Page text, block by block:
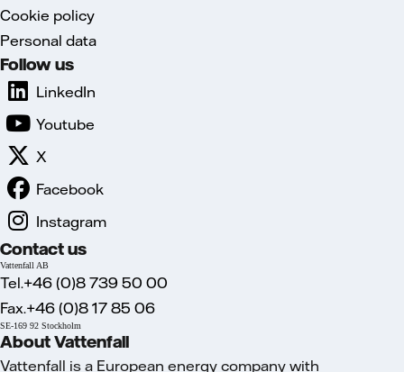
Cookie policy
Personal data
Follow us
LinkedIn
Youtube
X
Facebook
Instagram
Contact us
Vattenfall AB
Tel.+46 (0)8 739 50 00
Fax.+46 (0)8 17 85 06
SE-169 92 Stockholm
About Vattenfall
Vattenfall is a European energy company with